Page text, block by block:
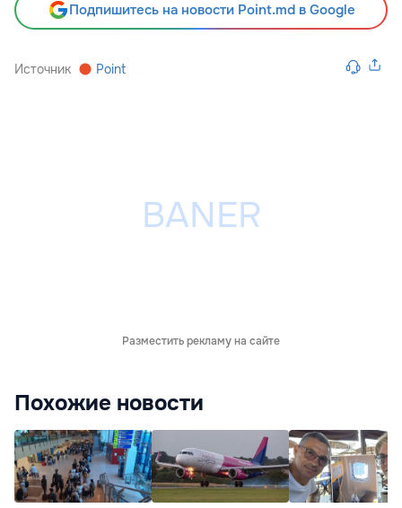
Подпишитесь на новости Point.md в Google
Источник Point
Разместить рекламу на сайте
Похожие новости